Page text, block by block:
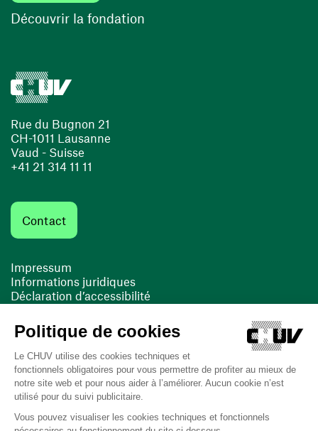
Rue du Bugnon 21
CH-1011 Lausanne
Vaud - Suisse
+41 21 314 11 11
Contact
Impressum
Informations juridiques
Déclaration d’accessibilité
Cookies
(opens in a new window)
Découvrir la fondation